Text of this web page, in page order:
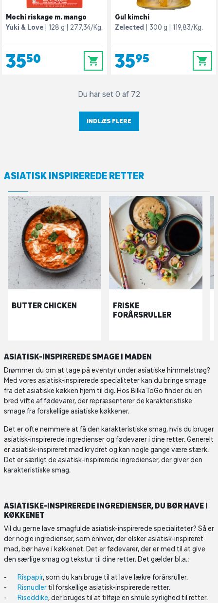
Mochi riskage m. mango
Yuki & Love
128 g 277,34/Kg.
35,50 0
Gul kimchi
Zelected
300 g 119,83/Kg.
35,95 0
Du har set 0 af 72
INDLÆS FLERE
ASIATISK INSPIREREDE RETTER
BUTTER CHICKEN
FRISKE
FORÅRSRULLER
ASIATISK-INSPIREREDE SMAGE I MADEN
Drømmer du om at tage på eventyr under asiatiske himmelstrøg?
Med vores asiatisk-inspirerede specialiteter kan du bringe smage
fra det asiatiske køkken hjem til dig. Hos BilkaToGo finder du en
bred vifte af fødevarer, der repræsenterer de karakteristiske
smage fra forskellige asiatiske køkkener.
Det er ofte nemmere at få den karakteristiske smag, hvis du bruger
asiatisk-inspirerede ingredienser og fødevarer i dine retter. Generelt
er asiatisk-inspireret mad krydret og kan nogle gange være stærk.
Det er særligt de asiatisk-inspirerede ingredienser, der giver den
karakteristiske smag.
ASIATISKE-INSPIREREDE INGREDIENSER, DU BØR HAVE I
KØKKENET
Vil du gerne lave smagfulde asiatisk-inspirerede specialiteter? Så er
der nogle ingredienser, som enhver, der elsker asiatisk-inspireret
mad, bør have i køkkenet. Det er fødevarer, der er med til at give
den særlige smag og tekstur til dine retter. Det gælder bl.a.:
Rispapir, som du kan bruge til at lave lækre forårsruller.
Risnudlertil forskellige asiatisk-inspirerede retter.
Riseddike, der bruges til at tilføje en smule syrlighed til retter.